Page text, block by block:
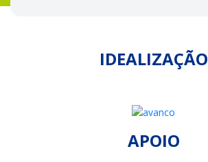
IDEALIZAÇÃO
APOIO